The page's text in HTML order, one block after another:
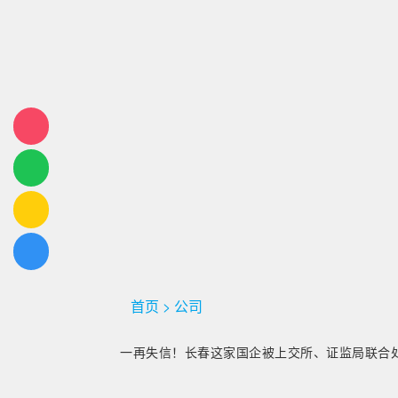
首页 > 公司
一再失信！长春这家国企被上交所、证监局联合